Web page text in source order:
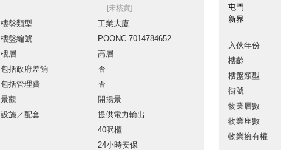
[未核實]
樓盤類型
工業大廈
樓盤編號
POONC-7014784652
樓層
高層
包括政府差餉
否
包括管理費
否
景觀
開揚景
設施／配套
提供電力輸出
40呎櫃
24小時安保
屯門
新界
入伙年份
樓齡
樓盤類型
街號
物業層數
物業座數
物業擁有權